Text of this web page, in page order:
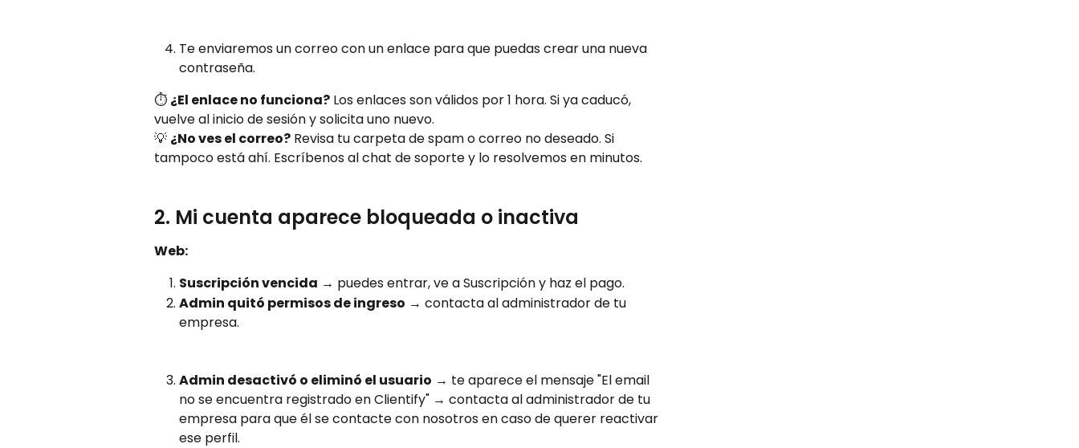
Te enviaremos un correo con un enlace para que puedas crear una nueva
contraseña.
⏱️ ¿El enlace no funciona? Los enlaces son válidos por 1 hora. Si ya caducó,
vuelve al inicio de sesión y solicita uno nuevo.
💡 ¿No ves el correo? Revisa tu carpeta de spam o correo no deseado. Si
tampoco está ahí. Escríbenos al chat de soporte y lo resolvemos en minutos.
2. Mi cuenta aparece bloqueada o inactiva
Web:
Suscripción vencida → puedes entrar, ve a Suscripción y haz el pago.
Admin quitó permisos de ingreso → contacta al administrador de tu
empresa.
Admin desactivó o eliminó el usuario → te aparece el mensaje "El email
no se encuentra registrado en Clientify" → contacta al administrador de tu
empresa para que él se contacte con nosotros en caso de querer reactivar
ese perfil.